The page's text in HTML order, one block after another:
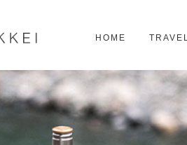
HOME